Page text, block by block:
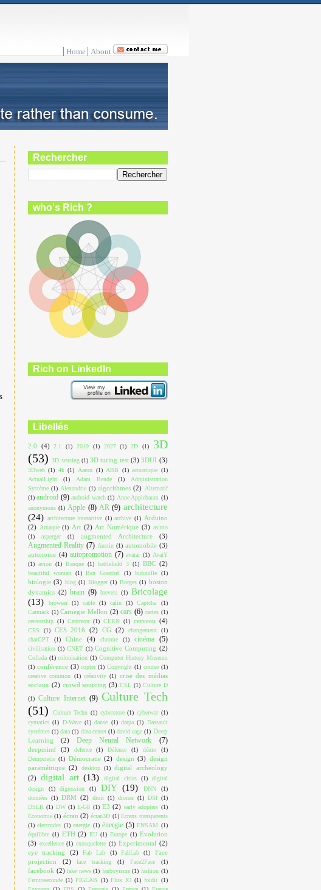
Home About
Rechercher
who's Rich ?
Rich on LinkedIn
Libellés
2.0 (4) 2.1 (1) 2019 (1) 2027 (1) 2D (1)
3D
(53) 3D sensing (1) 3D turing test (3) 3DUI (3)
3Dweb (1) 4k (1) Aaron (1) ABB (1) acoustique (1)
ActualLight
(1) Adam Bende (1)
Administration
Système (1) Alexandrie (1) algorithmes (2) Alternatif
(1) android (9) android watch (1) Anne Applebaum (1)
anonymous (1) Apple (8) AR (9) architecture
(24) architecture interactive (1) archive (1) Arduino
(2) Arnaque (1) Art (2) Art Numérique (3) asimo
(1)
asperger (1) augmented Architecture (3)
Augmented Reality (7) Austin (1) automobile (3)
autonome (4) autopromotion (7) avatar (1) AvatY
(1) avion (1) Banque (1) battlefield 3 (1) BBC (2)
beautiful woman (1) Ben Goertzel (1) bidouille (1)
biologie (3) blog (1) Blogger (1) Borges (1) boston
dynamics (2) brain (9) brevets (1) Bricolage
(13)
browser (1) cable (1) calin (1) Captcha
(1)
Carmack (1) Carnegie Mellon (2) cars (6) cartes (1)
censorship (1) Centreon (1) CERN (1) cerveau (4)
CES (1) CES 2016 (2) CG (2) changement
(1)
chatGPT
(1) Chine (4) chrome (1) cinéma (5)
civilisation (1) CNET (1) Cognitive Computing (2)
Collada (1) colonisation (1) Computer History Museum
(1) conférence (3) copter (1) Copyright (1) course (1)
creative common (1) créativity (1) crise des médias
sociaux (2) crowd sourcing (3) CSL (1) Culture D
(1) Culture Internet (9) Culture Tech
(51)
Culture Techn (1) cyberstore (1) cyberwar (1)
cymatics (1) D-Wave (1) danse (1) darpa (1) Dassault
systèmes (1) data (1) data center (1) david cage (1) Deep
Learning
(2) Deep Neural Network (7)
deepmind (3) defence (1) Défense (1) démo
(1)
Democratie (1) Démocratie (2) design (3) design
paramétrique (2) desktop (1) digital archeology
(2) digital art (13) digital cities (1)
digital
design
(1) digression (1) DIY (19) DNN
(1)
données (1) DRM (2) droit (1) drones (1) DSI (1)
DSLR (1) DW (1) E-G8 (1) E3 (2) early adopters (1)
Economie (1) écran (2) écran3D (1) Ecrans transparents
(1) electrodes (1) energie (1) énergie (5) ENSAM (1)
équilibre (1) ETH (2) EU (1) Europe (1) Evolution
(3) excellence (1) exosquelette (1) Experimental (2)
eye tracking
(2) Fab Lab (1) FabLab (1)
Face
projection
(2) face tracking (1) Face2Face (1)
facebook (2) fake news (1) fanboyisme (1) fashion (1)
Femtoseconde (1) FIGLAB (1) Flux IO (1) foldit (1)